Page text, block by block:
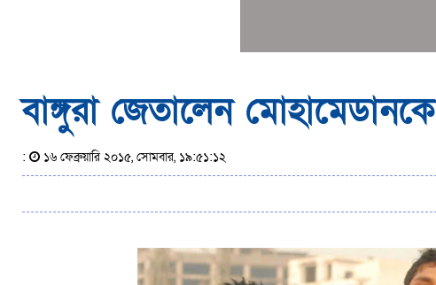
বাঙ্গুরা জেতালেন মোহামেডানকে
: ১৬ ফেব্রুয়ারি ২০১৫, সোমবার, ১৯:৫১:১২